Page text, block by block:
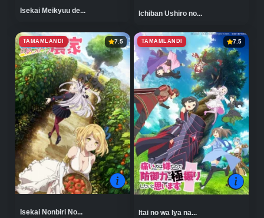
Isekai Meikyuu de... Ichiban Ushiro no...
TAMAMLANDI 7.5
Isekai Nonbiri No...
TAMAMLANDI 7.5
Itai no wa Iya na...